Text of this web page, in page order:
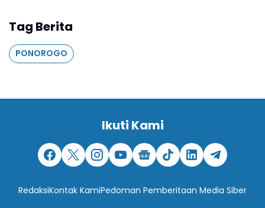
Tag Berita
PONOROGO
Ikuti Kami
RedaksiKontak KamiPedoman Pemberitaan Media Siber